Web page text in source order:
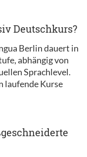
Deutschkurs?
Berlin dauert in
abhängig von
Sprachlevel.
laufende Kurse